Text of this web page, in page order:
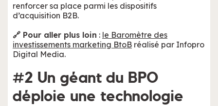
renforcer sa place parmi les dispositifs
d’acquisition B2B.
🔗 Pour aller plus loin : le Baromètre des
investissements marketing BtoB réalisé par Infopro
Digital Media.
#2 Un géant du BPO
déploie une technologie